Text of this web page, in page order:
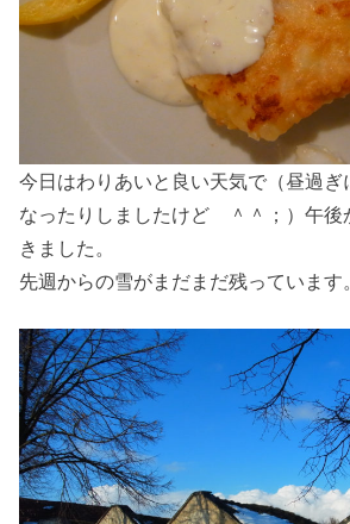
今日はわりあいと良い天気で（昼過ぎ
なったりしましたけど ＾＾；）午後
きました。
先週からの雪がまだまだ残っています